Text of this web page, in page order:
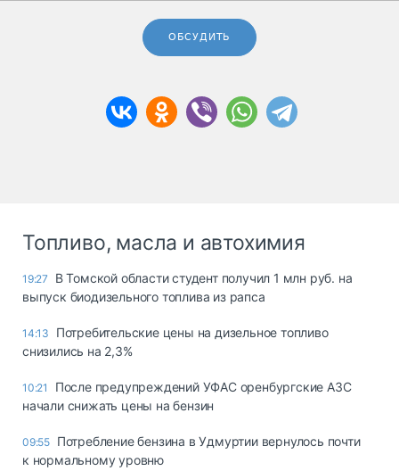
ОБСУДИТЬ
Топливо, масла и автохимия
19:27
В Томской области студент получил 1 млн руб. на
выпуск биодизельного топлива из рапса
14:13
Потребительские цены на дизельное топливо
снизились на 2,3%
10:21
После предупреждений УФАС оренбургские АЗС
начали снижать цены на бензин
09:55 Потребление бензина в Удмуртии вернулось почти
к нормальному уровню